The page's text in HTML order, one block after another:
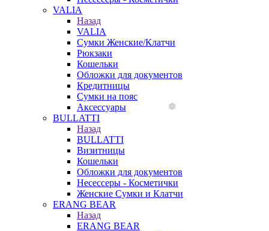
VALIA
Назад
VALIA
Сумки Женские/Клатчи
Рюкзаки
Кошельки
Обложки для документов
Кредитницы
Сумки на пояс
Аксессуары
BULLATTI
Назад
BULLATTI
Визитницы
Кошельки
Обложки для документов
Несессеры - Косметички
Женские Сумки и Клатчи
ERANG BEAR
Назад
ERANG BEAR